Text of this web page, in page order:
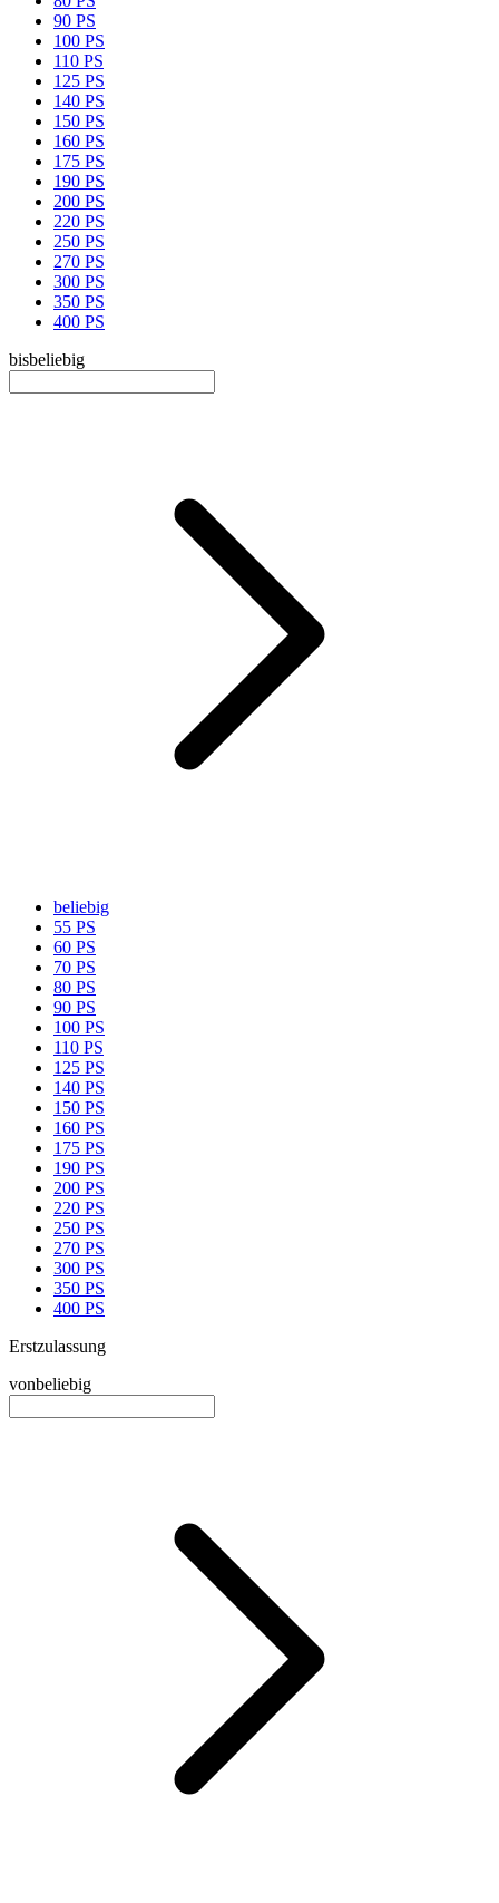
90 PS
100 PS
110 PS
125 PS
140 PS
150 PS
160 PS
175 PS
190 PS
200 PS
220 PS
250 PS
270 PS
300 PS
350 PS
400 PS
bisbeliebig
beliebig
55 PS
60 PS
70 PS
80 PS
90 PS
100 PS
110 PS
125 PS
140 PS
150 PS
160 PS
175 PS
190 PS
200 PS
220 PS
250 PS
270 PS
300 PS
350 PS
400 PS
Erstzulassung
vonbeliebig